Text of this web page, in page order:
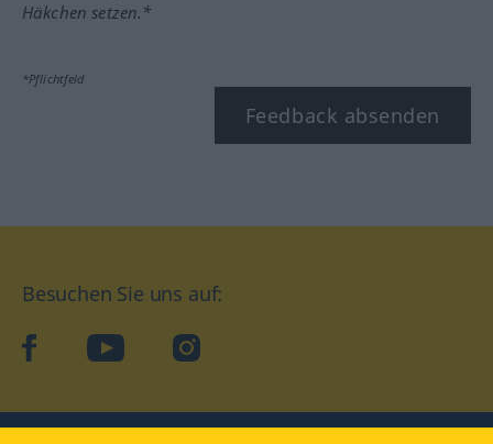
Häkchen setzen.*
*Pflichtfeld
Feedback absenden
Besuchen Sie uns auf:
facebookYouTube Instagram